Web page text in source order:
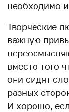
необходимо
Творческие
важную
вместо того
они сидят
разных
И хорошо,